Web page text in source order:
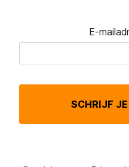
E-
SCHRIJF